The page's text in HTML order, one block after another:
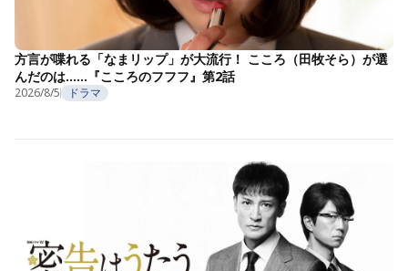
方言が喋れる「なまリップ」が大流行！ こころ（田牧そら）が選
んだのは……『こころのフフフ』第2話
2026/8/5 ドラマ